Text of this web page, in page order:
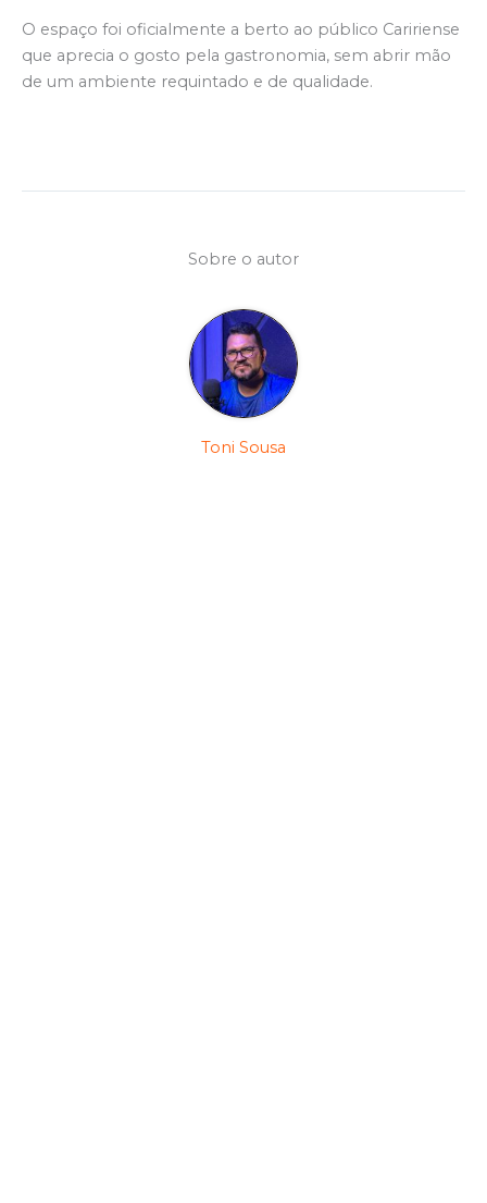
O espaço foi oficialmente a berto ao público Caririense
que aprecia o gosto pela gastronomia, sem abrir mão
de um ambiente requintado e de qualidade.
Sobre o autor
Toni Sousa